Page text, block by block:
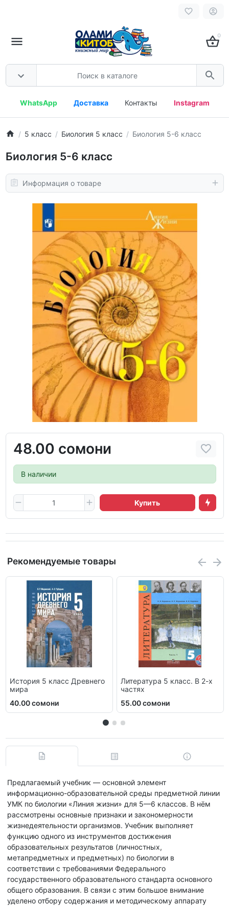
0
WhatsApp Доставка Контакты Instagram
5 класс Биология 5 класс Биология 5-6 класс
Биология 5-6 класс
Информация о товаре
48.00 сомони
В наличии
Купить
Рекомендуемые товары
История 5 класс Древнего
мира
40.00 сомони
Литература 5 класс. В 2-х
частях
55.00 сомони
Предлагаемый учебник — основной элемент
информационно-образовательной среды предметной линии
УМК по биологии «Линия жизни» для 5—6 классов. В нём
рассмотрены основные признаки и закономерности
жизнедеятельности организмов. Учебник выполняет
функцию одного из инструментов достижения
образовательных результатов (личностных,
метапредметных и предметных) по биологии в
соответствии с требованиями Федерального
государственного образовательного стандарта основного
общего образования. В связи с этим большое внимание
уделено отбору содержания и методическому аппарату